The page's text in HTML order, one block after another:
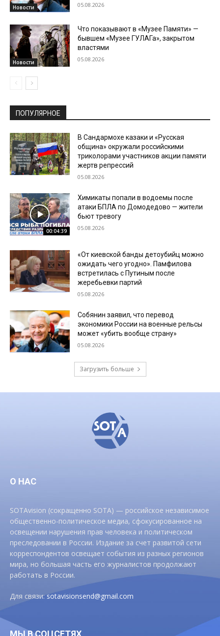
Новости 05.08.2026
Новости
Что показывают в «Музее Памяти» —
бывшем «Музее ГУЛАГа», закрытом
властями
05.08.2026
ПОПУЛЯРНОЕ
В Сандармохе казаки и «Русская
община» окружали российскими
триколорами участников акции памяти
жертв репрессий
05.08.2026
00:04:39
Химикаты попали в водоемы после
атаки БПЛА по Домодедово — жители
бьют тревогу
05.08.2026
«От киевской банды детоубийц можно
ожидать чего угодно». Памфилова
встретилась с Путиным после
жеребьевки партий
05.08.2026
Собянин заявил, что перевод
экономики России на военные рельсы
может «убить вообще страну»
05.08.2026
Загрузить больше
О НАС
SOTAvision (сокращенно SOTA) — российское независимое
общественно-политическое медиа, сфокусированное на
освещении нарушения прав человека и политическом
преследовании в России. Издание за счет развитой сети
корреспондентов освещает события из разных регионов
мира, но большая часть его журналистов продолжают
работать в России.
Для связи:sotavisionsend@gmail.com